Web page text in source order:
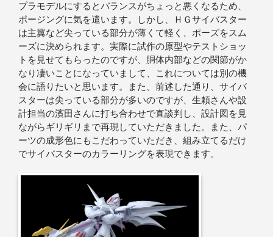
プラモデルにするとバランスがちょっと悪くなるため、
ポージングに気を遣います。しかし、ＨＧサイバスター
は主翼など尖っている部分が薄くて軽く、ポーズをスム
ーズに決められます。実際に試作の原型やテストショッ
トを見せてもらったのですが、胴体内部などの関節がか
なり凄いことになっていまして、これについては別の機
会に語りたいと思います。また、前述した通り、サイバ
スターは尖っている部分が多いのですが、生頼さんや設
計担当の濱田さんに打ち合わせで直談判し、設計図を見
ながらギリギリまで再現していただきました。また、パ
ーツの成形色にもこだわっていただき、組み立てるだけ
でサイバスターのカラーリングを表現できます。